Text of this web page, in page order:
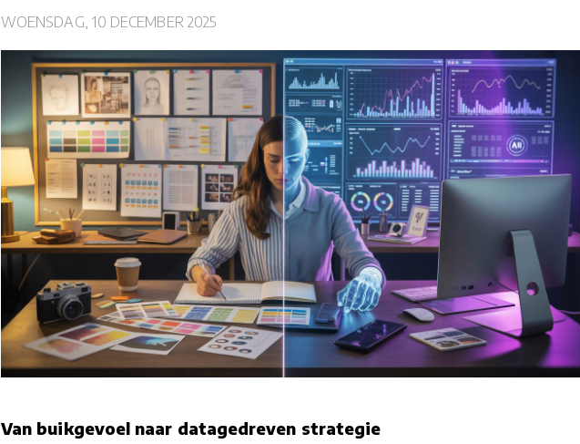
WOENSDAG, 10 DECEMBER 2025
Van buikgevoel naar datagedreven strategie